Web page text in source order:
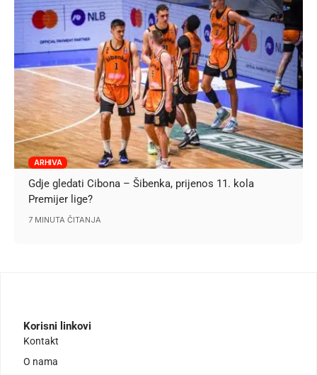
ARHIVA
Gdje gledati Cibona – Šibenka, prijenos 11. kola
Premijer lige?
7 MINUTA ČITANJA
Korisni linkovi
Kontakt
O nama